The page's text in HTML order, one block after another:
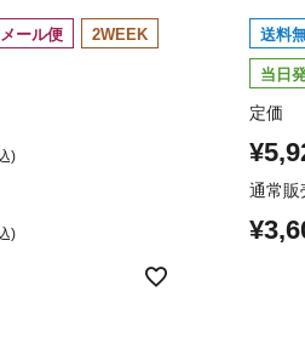
メール便 2WEEK 送料
当日
定価
¥
通常販
¥